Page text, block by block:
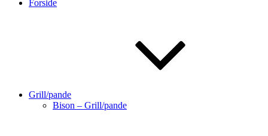
Forside
Grill/pande
Bison – Grill/pande